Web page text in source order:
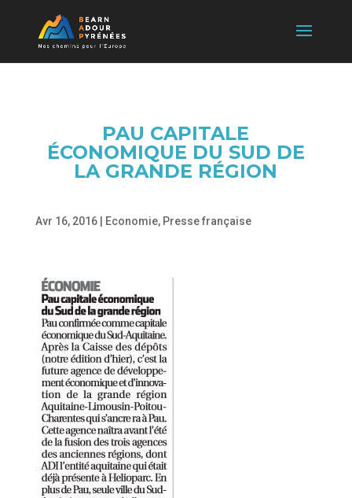
PAU CAPITALE
ÉCONOMIQUE DU SUD DE
LA GRANDE RÉGION
Avr 16, 2016| Economie, Presse française